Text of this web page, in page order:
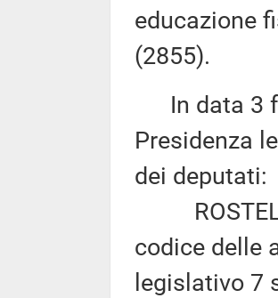
educazione
(2855).
In data 3
Presidenza
dei deputati:
codice delle
legislativo 7